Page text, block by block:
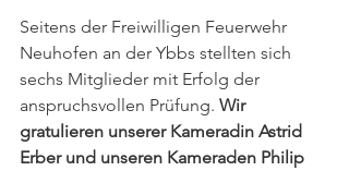
Seitens der Freiwilligen Feuerwehr
Neuhofen an der Ybbs stellten sich
sechs Mitglieder mit Erfolg der
anspruchsvollen Prüfung. Wir
gratulieren unserer Kameradin Astrid
Erber und unseren Kameraden Philip